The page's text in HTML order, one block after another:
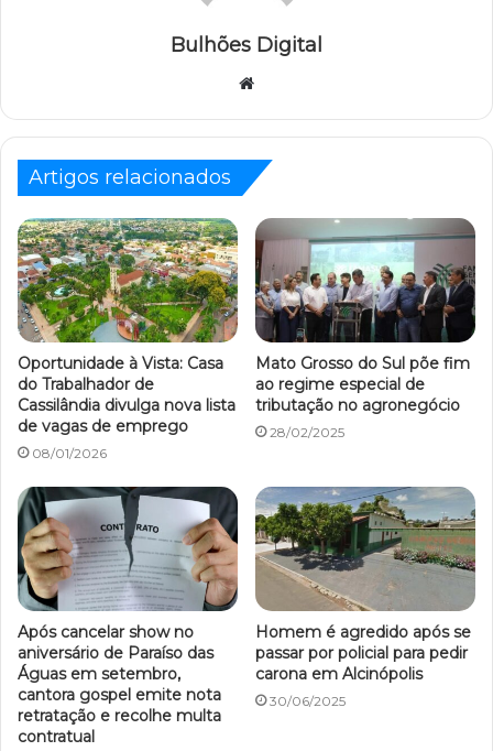
Bulhões Digital
Website
Artigos relacionados
Oportunidade à Vista: Casa
do Trabalhador de
Cassilândia divulga nova lista
de vagas de emprego
08/01/2026
Mato Grosso do Sul põe fim
ao regime especial de
tributação no agronegócio
28/02/2025
Após cancelar show no
aniversário de Paraíso das
Águas em setembro,
cantora gospel emite nota
retratação e recolhe multa
contratual
Homem é agredido após se
passar por policial para pedir
carona em Alcinópolis
30/06/2025